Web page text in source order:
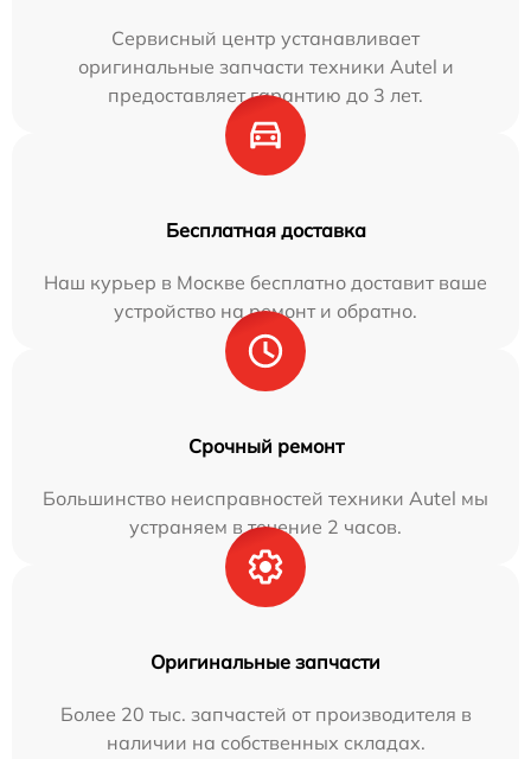
Сервисный центр устанавливает
оригинальные запчасти техники Autel и
предоставляет гарантию до 3 лет.
Бесплатная доставка
Наш курьер в Москве бесплатно доставит ваше
устройство на ремонт и обратно.
Срочный ремонт
Большинство неисправностей техники Autel мы
устраняем в течение 2 часов.
Оригинальные запчасти
Более 20 тыс. запчастей от производителя в
наличии на собственных складах.